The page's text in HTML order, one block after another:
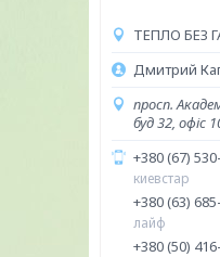
ТЕПЛО БЕЗ
Дмитрий
просп.
буд 32, офіс
+380 (67)
киевстар
+380 (63)
лайф
+380 (50)